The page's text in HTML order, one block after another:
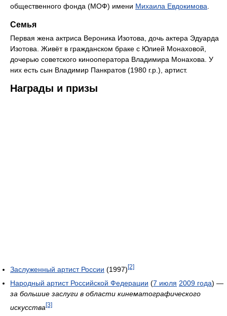
общественного фонда (МОФ) имени Михаила Евдокимова
Семья
Первая жена актриса Вероника Изотова, дочь актера Эдуарда
Изотова. Живёт в гражданском браке с Юлией Монаховой,
дочерью советского кинооператора Владимира Монахова. У
них есть сын Владимир Панкратов (1980 г.р.), артист.
Награды и призы
Заслуженный артист России (1997)[2]
Народный артист Российской Федерации (7 июля 2009 года) —
за большие заслуги в области кинематографического
искусства[3]